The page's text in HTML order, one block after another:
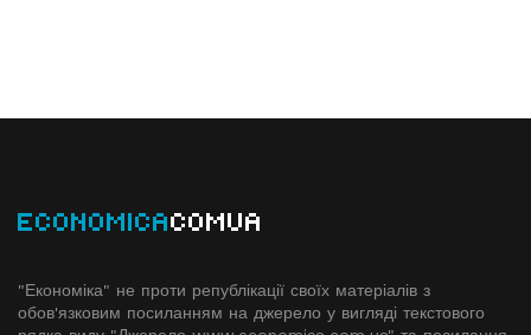
ECONOMICACOMUA
"Економіка" не проти републікації своїх матеріалів з
обов'язковим посиланням на джерело у вигляді текстового